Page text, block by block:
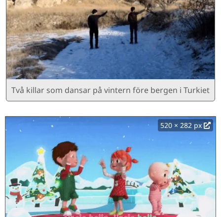
Två killar som dansar på vintern före bergen i Turkiet
520 × 282 px